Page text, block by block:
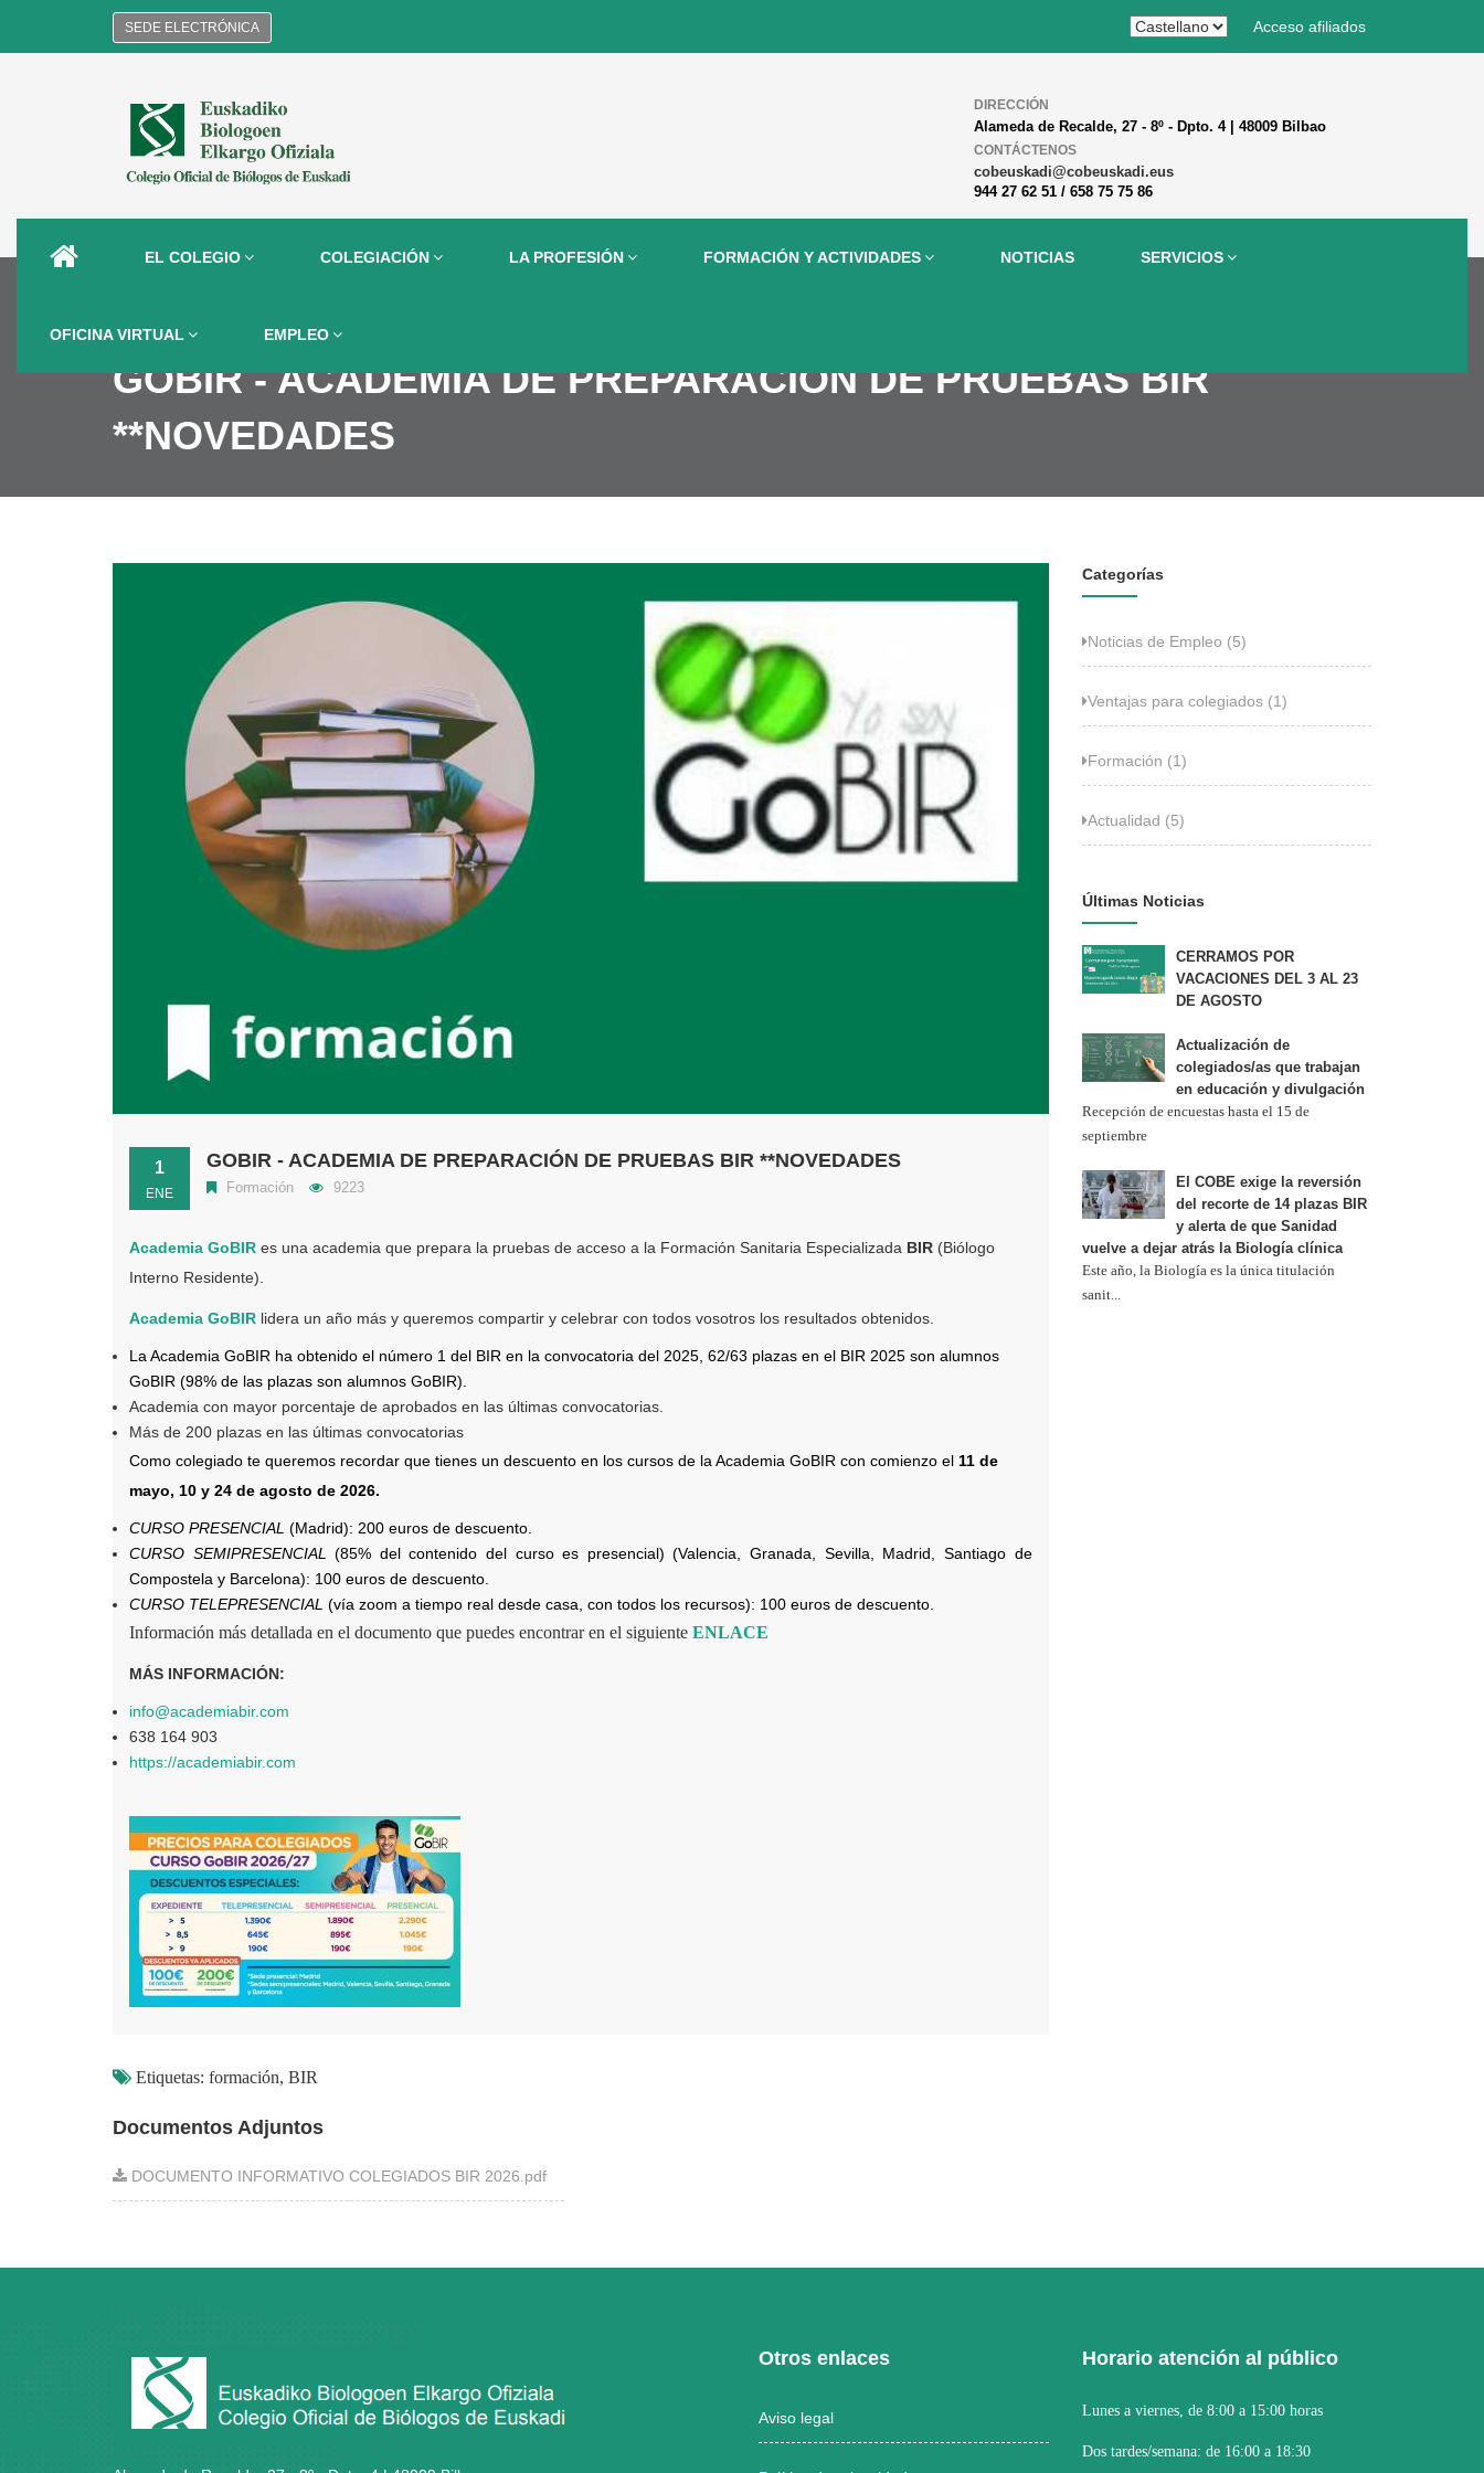
SEDE ELECTRÓNICA Acceso afiliados
DIRECCIÓN
Alameda de Recalde, 27 - 8º - Dpto. 4 | 48009 Bilbao
CONTÁCTENOS
cobeuskadi@cobeuskadi.eus
944 27 62 51 / 658 75 75 86
EL COLEGIO COLEGIACIÓN LA PROFESIÓN FORMACIÓN Y ACTIVIDADES NOTICIAS SERVICIOS
OFICINA VIRTUAL EMPLEO
GOBIR - ACADEMIA DE PREPARACIÓN DE PRUEBAS BIR
**NOVEDADES
1
ENE
GOBIR - ACADEMIA DE PREPARACIÓN DE PRUEBAS BIR **NOVEDADES
Formación 9223
Academia GoBIR es una academia que prepara la pruebas de acceso a la Formación Sanitaria Especializada BIR (Biólogo
Interno Residente).
Academia GoBIR lidera un año más y queremos compartir y celebrar con todos vosotros los resultados obtenidos.
La Academia GoBIR ha obtenido el número 1 del BIR en la convocatoria del 2025, 62/63 plazas en el BIR 2025 son alumnos
GoBIR (98% de las plazas son alumnos GoBIR).
Academia con mayor porcentaje de aprobados en las últimas convocatorias.
Más de 200 plazas en las últimas convocatorias
Como colegiado te queremos recordar que tienes un descuento en los cursos de la Academia GoBIR con comienzo el 11 de
mayo, 10 y 24 de agosto de 2026.
CURSO PRESENCIAL (Madrid): 200 euros de descuento.
CURSO SEMIPRESENCIAL(85% del contenido del curso es presencial) (Valencia, Granada, Sevilla, Madrid, Santiago de
Compostela y Barcelona): 100 euros de descuento.
CURSO TELEPRESENCIAL (vía zoom a tiempo real desde casa, con todos los recursos): 100 euros de descuento.
Información más detallada en el documento que puedes encontrar en el siguiente ENLACE
MÁS INFORMACIÓN:
info@academiabir.com
638 164 903
https://academiabir.com
Etiquetas: formación, BIR
Documentos Adjuntos
DOCUMENTO INFORMATIVO COLEGIADOS BIR 2026.pdf
Categorías
Noticias de Empleo (5)
Ventajas para colegiados (1)
Formación (1)
Actualidad (5)
Últimas Noticias
CERRAMOS POR
VACACIONES DEL 3 AL 23
DE AGOSTO
Actualización de
colegiados/as que trabajan
en educación y divulgación
Recepción de encuestas hasta el 15 de
septiembre
El COBE exige la reversión
del recorte de 14 plazas BIR
y alerta de que Sanidad
vuelve a dejar atrás la Biología clínica
Este año, la Biología es la única titulación
sanit...
Otros enlaces
Aviso legal
Horario atención al público
Lunes a viernes, de 8:00 a 15:00 horas
Dos tardes/semana: de 16:00 a 18:30